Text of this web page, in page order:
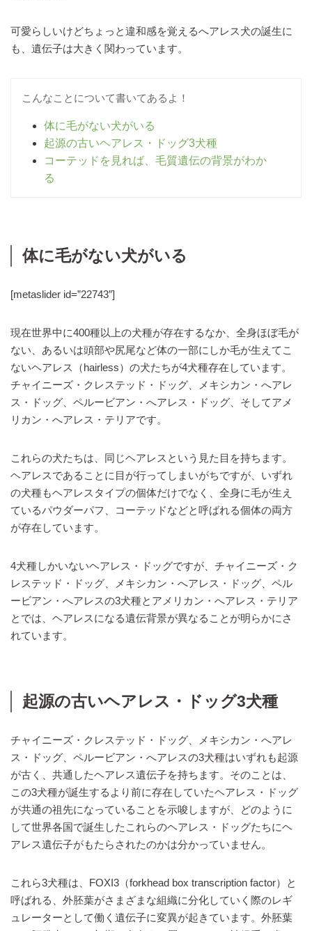
可愛らしいけどちょっと違和感を覚えるへアレス犬の誕生に
も、遺伝子は大きく関わっています。
こんなことについて書いてあるよ！
体に毛がない犬がいる
起源の古いヘアレス・ドッグ3犬種
コーテッドを見れば、毛質遺伝の背景がわか
る
体に毛がない犬がいる
[metaslider id=”22743″]
現在世界中に400種以上の犬種が存在するなか、全身ほぼ毛が
ない、あるいは頭部や尻尾など体の一部にしか毛が生えてこ
ないヘアレス（hairless）の犬たちが4犬種存在しています。
チャイニーズ・クレステッド・ドッグ、メキシカン・へアレ
ス・ドッグ、ペルービアン・へアレス・ドッグ、そしてアメ
リカン・へアレス・テリアです。
これらの犬たちは、同じヘアレスという見た目を持ちます。
ヘアレスであることに目が行ってしまいがちですが、いずれ
の犬種もヘアレスタイプの個体だけでなく、全身に毛が生え
ているパウダーパフ、コーテッドなどと呼ばれる個体の両方
が存在しています。
4犬種しかいないヘアレス・ドッグですが、チャイニーズ・ク
レステッド・ドッグ、メキシカン・へアレス・ドッグ、ペル
ービアン・へアレスの3犬種とアメリカン・へアレス・テリア
とでは、ヘアレスになる遺伝背景が異なることが明らかにさ
れています。
起源の古いヘアレス・ドッグ3犬種
チャイニーズ・クレステッド・ドッグ、メキシカン・へアレ
ス・ドッグ、ペルービアン・へアレスの3犬種はいずれも起源
が古く、共通したヘアレス遺伝子を持ちます。そのことは、
この3犬種が誕生するより前に存在していたヘアレス・ドッグ
が共通の祖先になっていることを示唆しますが、どのように
して世界各国で誕生したこれらのヘアレス・ドッグたちにヘ
アレス遺伝子がもたらされたのかは分かっていません。
これら3犬種は、FOXI3（forkhead box transcription factor）と
呼ばれる、外胚葉がさまざまな組織に分化していく際のレギ
ュレーターとして働く遺伝子に変異が起きています。外胚葉